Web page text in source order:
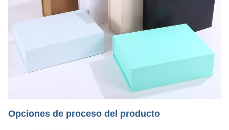
Opciones de proceso del producto